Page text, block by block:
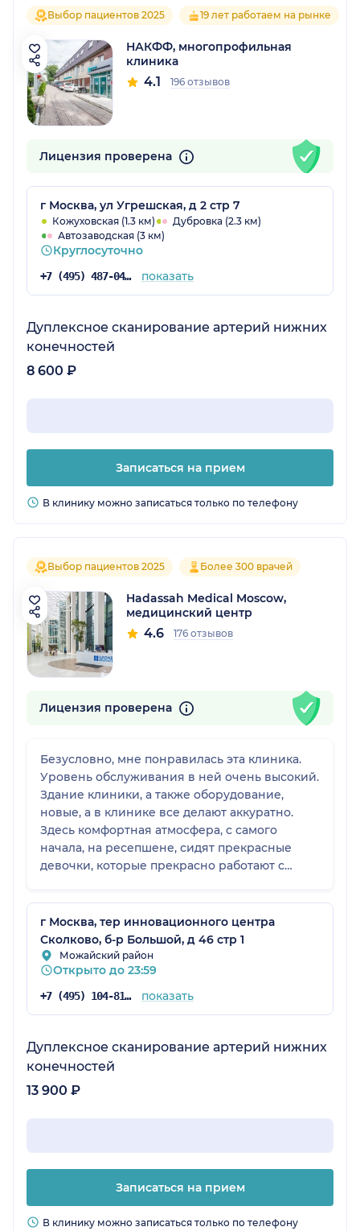
Выбор пациентов 2025 19 лет работаем на рынке
НАКФФ, многопрофильная
клиника
4.1 196 отзывов
Лицензия проверена
г Москва, ул Угрешская, д 2 стр 7
Кожуховская (1.3 км)
Дубровка (2.3 км)
Автозаводская (3 км)
Круглосуточно
+7 (495) 487-04-28 показать
Дуплексное сканирование артерий нижних
конечностей
8 600 ₽
Записаться на прием
В клинику можно записаться только по телефону
Выбор пациентов 2025 Более 300 врачей
Hadassah Medical Moscow,
медицинский центр
4.6 176 отзывов
Лицензия проверена
Безусловно, мне понравилась эта клиника.
Уровень обслуживания в ней очень высокий.
Здание клиники, а также оборудование,
новые, а в клинике все делают аккуратно.
Здесь комфортная атмосфера, с самого
начала, на ресепшене, сидят прекрасные
девочки, которые прекрасно работают с
профессионализм.
г Москва, тер инновационного центра
Сколково, б-р Большой, д 46 стр 1
Можайский район
Открыто до 23:59
+7 (495) 104-81-22 показать
Дуплексное сканирование артерий нижних
конечностей
13 900 ₽
Записаться на прием
В клинику можно записаться только по телефону